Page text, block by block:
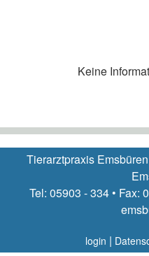
Keine
Tierarztpraxis
Tel: 05903 - 334 • Fax:
login |